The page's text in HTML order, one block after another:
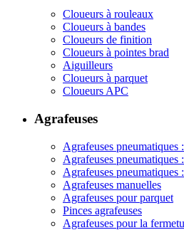
Cloueurs à rouleaux
Cloueurs à bandes
Cloueurs de finition
Cloueurs à pointes brad
Aiguilleurs
Cloueurs à parquet
Cloueurs APC
Agrafeuses
Agrafeuses pneumatiques
Agrafeuses pneumatiques
Agrafeuses pneumatiques
Agrafeuses manuelles
Agrafeuses pour parquet
Pinces agrafeuses
Agrafeuses pour la